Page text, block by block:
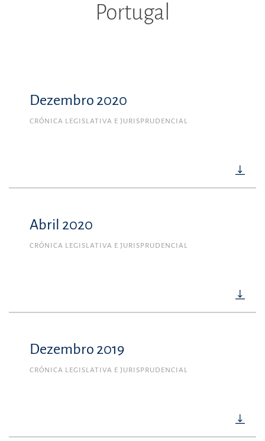
Portugal
Dezembro 2020
CRÓNICA LEGISLATIVA E JURISPRUDENCIAL
Abril 2020
CRÓNICA LEGISLATIVA E JURISPRUDENCIAL
Dezembro 2019
CRÓNICA LEGISLATIVA E JURISPRUDENCIAL